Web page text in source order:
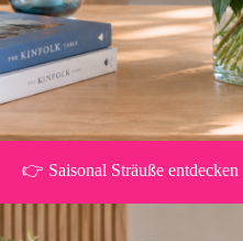
👉 Saisonal Sträuße entdecken